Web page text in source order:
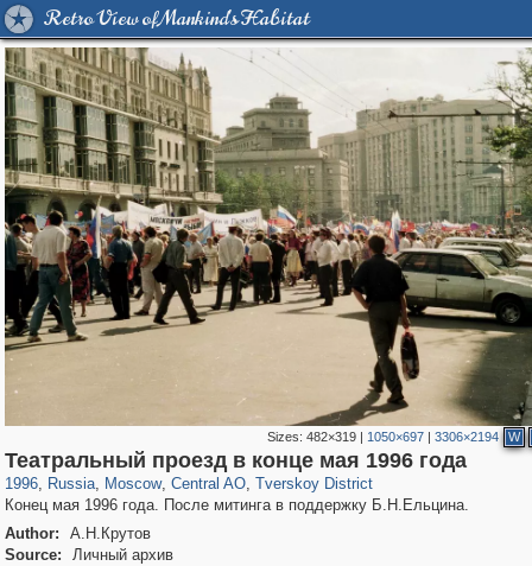
Retro View of Mankind's Habitat
Sizes:482×319 | 1050×697 |3306×2194 W
Театральный проезд в конце мая 1996 года
1996, Russia
1,407,905 29,263
, Moscow
319,973 8,295
, Central AO
160,060 5,920
, Tverskoy District
53,065 2,283
Конец мая 1996 года. После митинга в поддержку Б.Н.Ельцина.
Author:
А.Н.Крутов
Source:
Личный архив